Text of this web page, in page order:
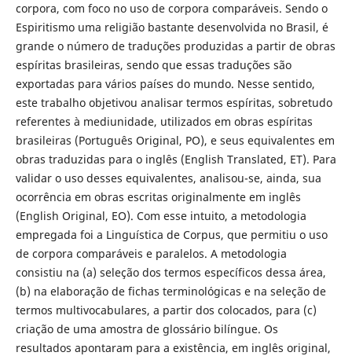
corpora, com foco no uso de corpora comparáveis. Sendo o
Espiritismo uma religião bastante desenvolvida no Brasil, é
grande o número de traduções produzidas a partir de obras
espíritas brasileiras, sendo que essas traduções são
exportadas para vários países do mundo. Nesse sentido,
este trabalho objetivou analisar termos espíritas, sobretudo
referentes à mediunidade, utilizados em obras espíritas
brasileiras (Português Original, PO), e seus equivalentes em
obras traduzidas para o inglês (English Translated, ET). Para
validar o uso desses equivalentes, analisou-se, ainda, sua
ocorrência em obras escritas originalmente em inglês
(English Original, EO). Com esse intuito, a metodologia
empregada foi a Linguística de Corpus, que permitiu o uso
de corpora comparáveis e paralelos. A metodologia
consistiu na (a) seleção dos termos específicos dessa área,
(b) na elaboração de fichas terminológicas e na seleção de
termos multivocabulares, a partir dos colocados, para (c)
criação de uma amostra de glossário bilíngue. Os
resultados apontaram para a existência, em inglês original,